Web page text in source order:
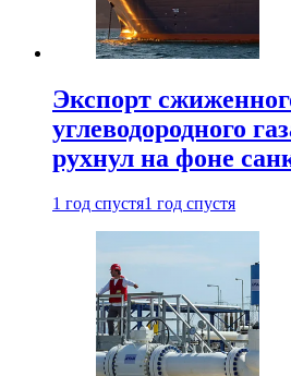
Экспорт
углеводородного
рухнул на фоне
1 год спустя1 год спустя